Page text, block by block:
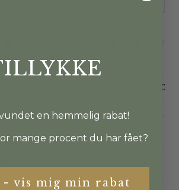
OEKO-TEX®
en hemmelig rabat!
mange procent du har fået?
- vis mig min rabat